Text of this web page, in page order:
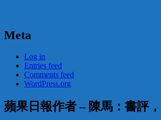
Meta
Log in
Entries feed
Comments feed
WordPress.org
蘋果日報作者 – 陳馬：書評